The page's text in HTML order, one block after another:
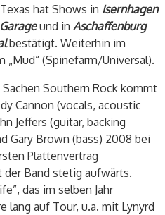
hat Shows in Isernhagen
und in Aschaffenburg
bestätigt. Weiterhin im
„Mud“ (Spinefarm/Universal).
Southern Rock kommt
Cannon (vocals, acoustic
Jeffers (guitar, backing
Gary Brown (bass) 2008 bei
Plattenvertrag
Band stetig aufwärts.
das im selben Jahr
lang auf Tour, u.a. mit Lynyrd